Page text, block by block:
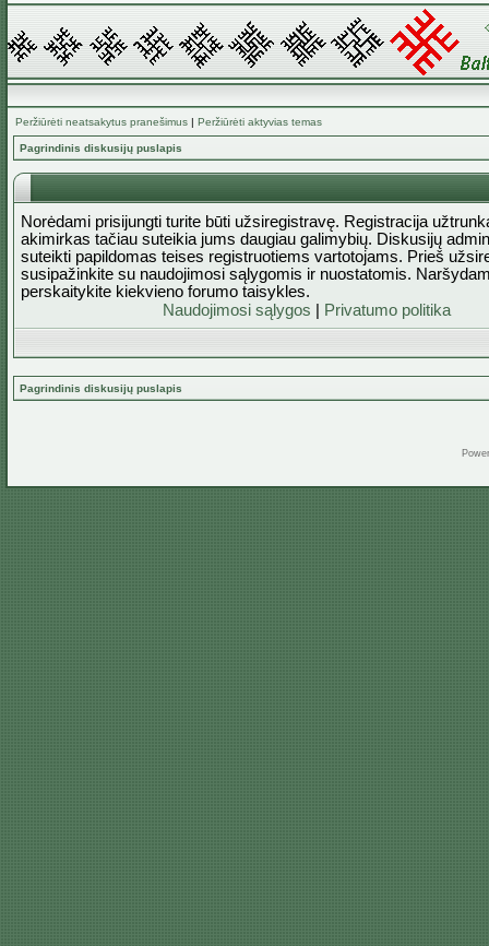
Peržiūrėti neatsakytus pranešimus | Peržiūrėti aktyvias temas
Pagrindinis diskusijų puslapis
Norėdami prisijungti turite būti užsiregistravę. Registracija
akimirkas tačiau suteikia jums daugiau galimybių. Diskusijų
suteikti papildomas teises registruotiems vartotojams. Prieš
susipažinkite su naudojimosi sąlygomis ir nuostatomis.
perskaitykite kiekvieno forumo taisykles.
Naudojimosi sąlygos
Privatumo politika
Pagrindinis diskusijų puslapis